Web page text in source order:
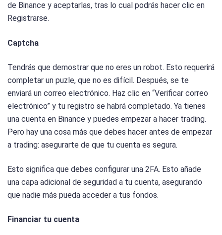
de Binance y aceptarlas, tras lo cual podrás hacer clic en
Registrarse.
Captcha
Tendrás que demostrar que no eres un robot. Esto requerirá
completar un puzle, que no es difícil. Después, se te
enviará un correo electrónico. Haz clic en “Verificar correo
electrónico” y tu registro se habrá completado. Ya tienes
una cuenta en Binance y puedes empezar a hacer trading.
Pero hay una cosa más que debes hacer antes de empezar
a trading: asegurarte de que tu cuenta es segura.
Esto significa que debes configurar una 2FA. Esto añade
una capa adicional de seguridad a tu cuenta, asegurando
que nadie más pueda acceder a tus fondos.
Financiar tu cuenta